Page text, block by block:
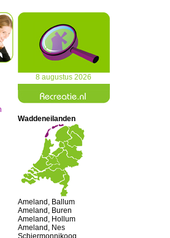
8 augustus 2026
Waddeneilanden
Ameland, Ballum
Ameland, Buren
Ameland, Hollum
Ameland, Nes
Schiermonnikoog